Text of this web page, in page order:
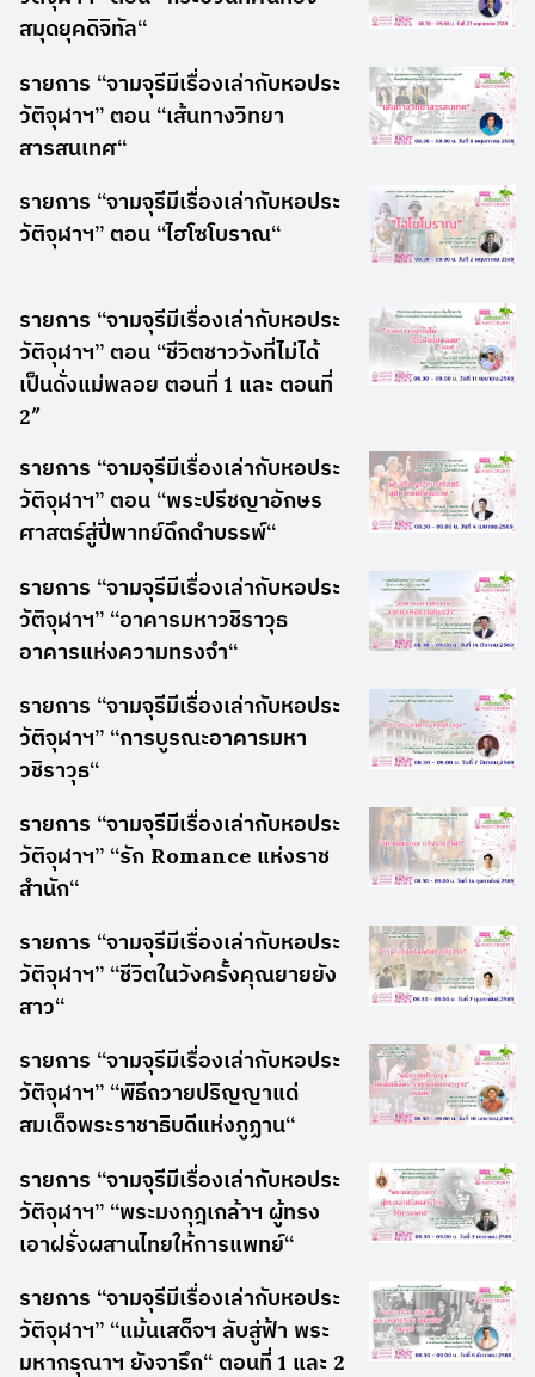
สมุดยุคดิจิทัล“
รายการ “จามจุรีมีเรื่องเล่ากับหอประ
วัติจุฬาฯ” ตอน “เส้นทางวิทยา
สารสนเทศ“
รายการ “จามจุรีมีเรื่องเล่ากับหอประ
วัติจุฬาฯ” ตอน “ไฮโซโบราณ“
รายการ “จามจุรีมีเรื่องเล่ากับหอประ
วัติจุฬาฯ” ตอน “ชีวิตชาววังที่ไม่ได้
เป็นดั่งแม่พลอย ตอนที่ 1 และ ตอนที่
2″
รายการ “จามจุรีมีเรื่องเล่ากับหอประ
วัติจุฬาฯ” ตอน “พระปรีชญาอักษร
ศาสตร์สู่ปี่พาทย์ดึกดำบรรพ์“
รายการ “จามจุรีมีเรื่องเล่ากับหอประ
วัติจุฬาฯ” “อาคารมหาวชิราวุธ
อาคารแห่งความทรงจำ“
รายการ “จามจุรีมีเรื่องเล่ากับหอประ
วัติจุฬาฯ” “การบูรณะอาคารมหา
วชิราวุธ“
รายการ “จามจุรีมีเรื่องเล่ากับหอประ
วัติจุฬาฯ” “รัก Romance แห่งราช
สำนัก“
รายการ “จามจุรีมีเรื่องเล่ากับหอประ
วัติจุฬาฯ” “ชีวิตในวังครั้งคุณยายยัง
สาว“
รายการ “จามจุรีมีเรื่องเล่ากับหอประ
วัติจุฬาฯ” “พิธีถวายปริญญาแด่
สมเด็จพระราชาธิบดีแห่งภูฏาน“
รายการ “จามจุรีมีเรื่องเล่ากับหอประ
วัติจุฬาฯ” “พระมงกุฎเกล้าฯ ผู้ทรง
เอาฝรั่งผสานไทยให้การแพทย์“
รายการ “จามจุรีมีเรื่องเล่ากับหอประ
วัติจุฬาฯ” “แม้นเสด็จฯ ลับสู่ฟ้า พระ
มหากรุณาฯ ยังจารึก“ ตอนที่ 1 และ 2